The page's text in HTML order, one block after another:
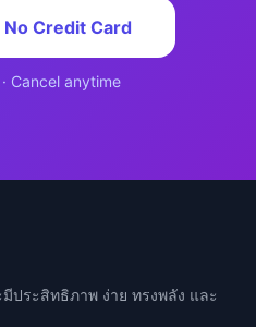
Credit Card
Cancel anytime
ประสิทธิภาพ ง่าย ทรงพลัง และ